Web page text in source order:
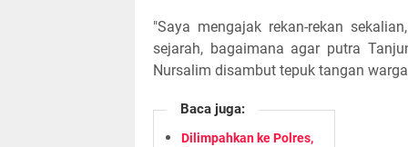
"Saya mengajak rekan-rekan
sejarah, bagaimana agar putra
Nursalim disambut tepuk tangan
Baca juga:
Dilimpahkan ke Polres,